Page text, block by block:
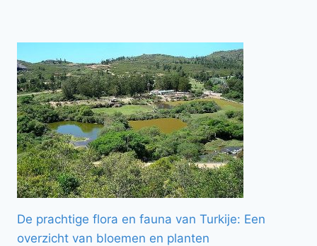
De prachtige flora en fauna van Turkije: Een
overzicht van bloemen en planten